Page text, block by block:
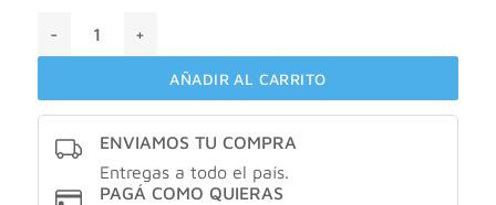
AÑADIR AL CARRITO
ENVIAMOS TU COMPRA
Entregas a todo el país.
PAGÁ COMO QUIERAS